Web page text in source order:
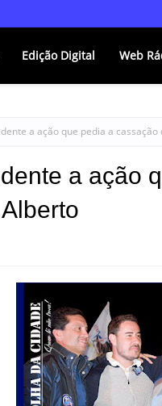
Edição Digital Web
a ação que pedia a
a ação